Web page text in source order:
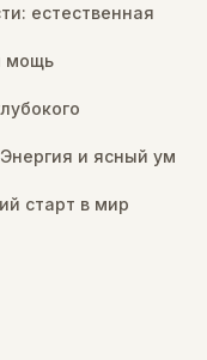
естественная
мощь
и ясный ум
старт в мир